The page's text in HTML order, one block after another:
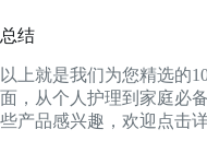
总结
以上就是我们为您精选的
面，从个人护理到家庭必
些产品感兴趣，欢迎点击